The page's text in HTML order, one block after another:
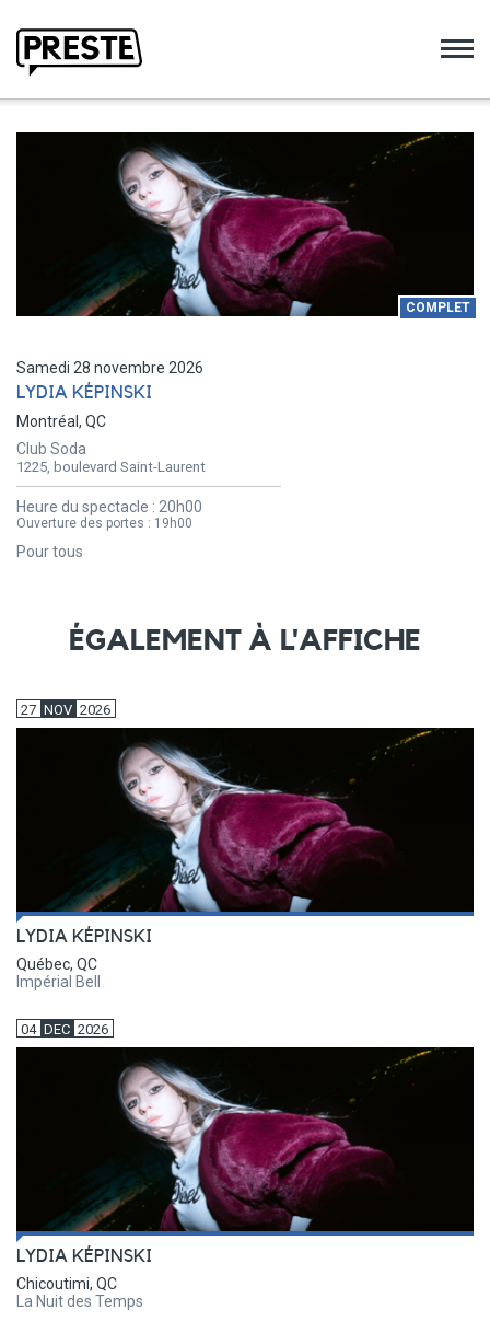
COMPLET
Samedi 28 novembre 2026
LYDIA KÉPINSKI
Montréal, QC
Club Soda
1225, boulevard Saint-Laurent
Heure du spectacle : 20h00
Ouverture des portes : 19h00
Pour tous
ÉGALEMENT À L'AFFICHE
27 NOV 2026
LYDIA KÉPINSKI
Québec, QC
Impérial Bell
04 DEC 2026
LYDIA KÉPINSKI
Chicoutimi, QC
La Nuit des Temps